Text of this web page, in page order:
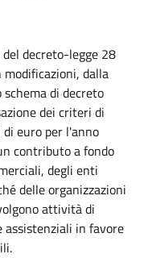
decreto-legge 28
dalla
di decreto
dei criteri di
euro per l'anno
contributo a fondo
degli enti
delle organizzazioni
attività di
assistenziali in favore